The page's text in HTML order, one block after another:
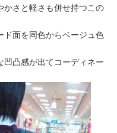
かさと軽さも併せ持つこの
ド面を同色からベージュ色
凸感が出てコーディネー